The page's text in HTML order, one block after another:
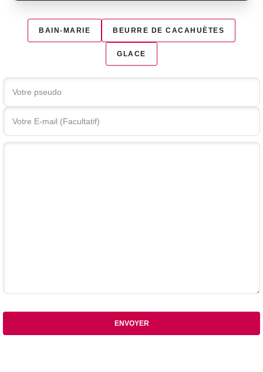
BAIN-MARIE BEURRE DE CACAHUÈTES
GLACE
Votre commentaire
ENVOYER